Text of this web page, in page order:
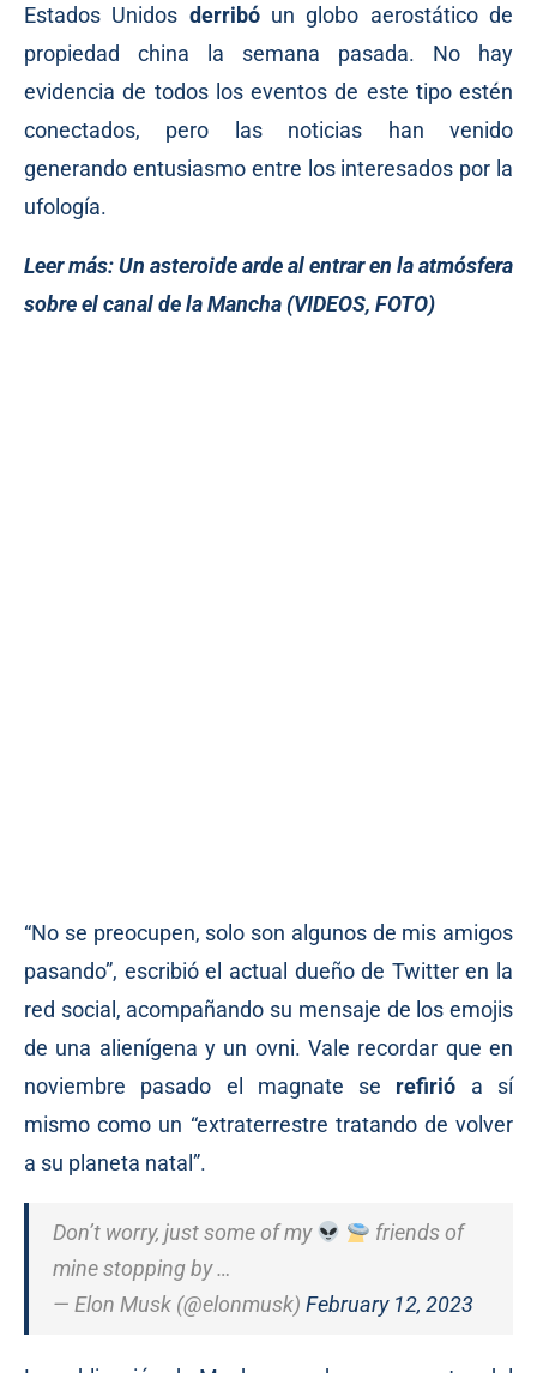
Estados Unidos derribóun globo aerostático de
propiedad china la semana pasada. No hay
evidencia de todos los eventos de este tipo estén
conectados, pero las noticias han venido
generando entusiasmo entre los interesados por la
ufología.
Leer más:Un asteroide arde al entrar en la atmósfera
sobre el canal de la Mancha (VIDEOS, FOTO)
“No se preocupen, solo son algunos de mis amigos
pasando”, escribió el actual dueño de Twitter en la
red social, acompañando su mensaje de los emojis
de una alienígena y un ovni. Vale recordar que en
noviembre pasado el magnate se refirió a sí
mismo como un “extraterrestre tratando de volver
a su planeta natal”.
Don’t worry, just some of my
friends of
mine stopping by …
— Elon Musk (@elonmusk) February 12, 2023